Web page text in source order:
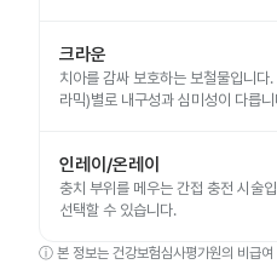
크라운
치아를 감싸 보호하는 보철물입니
라믹)별로 내구성과 심미성이 다릅
인레이/온레이
충치 부위를 메우는 간접 충전 시술
선택할 수 있습니다.
ⓘ 본 정보는 건강보험심사평가원의 비급